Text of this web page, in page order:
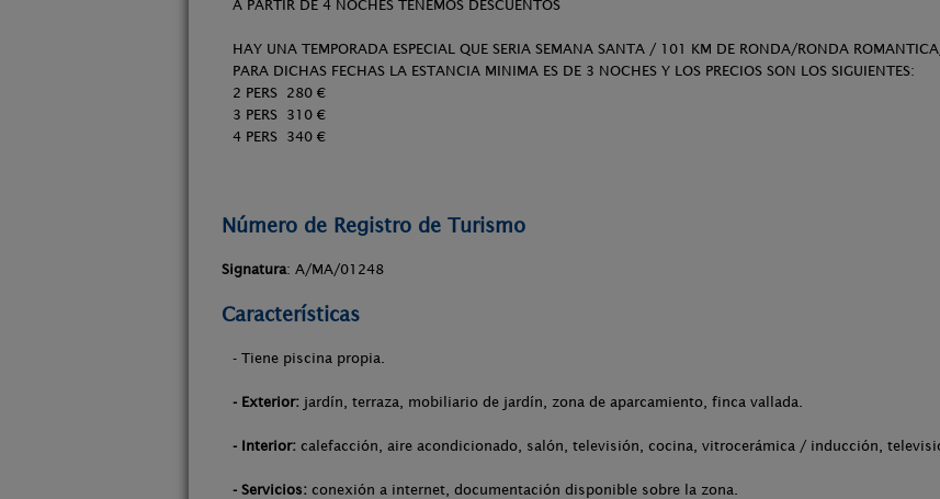
A PARTIR DE 4 NOCHES TENEMOS DESCUENTOS
HAY UNA TEMPORADA ESPECIAL QUE SERIA SEMANA SANTA / 101 KM DE RONDA/RONDA
PARA DICHAS FECHAS LA ESTANCIA MINIMA ES DE 3 NOCHES Y LOS PRECIOS SON LOS SIGUIENTES:
2 PERS 280 €
3 PERS 310 €
4 PERS 340 €
Número de Registro de Turismo
Signatura: A/MA/01248
Características
- Tiene piscina propia.
- Exterior: jardín, terraza, mobiliario de jardín, zona de aparcamiento, finca vallada.
- Interior: calefacción, aire acondicionado, salón, televisión, cocina, vitrocerámica / inducción,
- Servicios: conexión a internet, documentación disponible sobre la zona.